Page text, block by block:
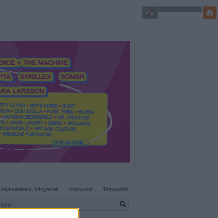
Adatvédelem, irányelvek Kapcsolat Támogatás
SÜTI BEÁLLÍTÁSOK MÓDOSÍTÁSA